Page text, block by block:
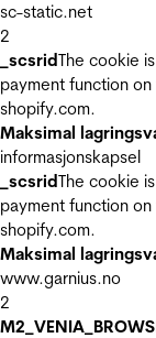
sc-static.net
2
_scsridThe cookie
payment function
shopify.com.
Maksimal
informasjonskapsel
_scsridThe cookie
payment function
shopify.com.
Maksimal
www.garnius.no
2